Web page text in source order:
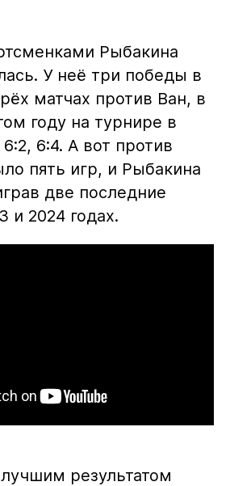
Рыбакина
У неё три победы в
матчах против Ван, в
году на турнире в
6:4. А вот против
пять игр, и Рыбакина
две последние
и 2024 годах.
результатом